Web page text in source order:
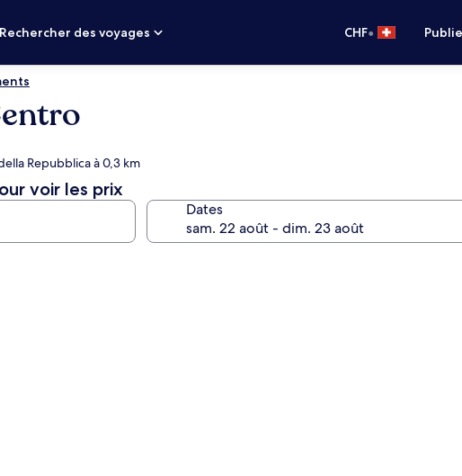
Rechercher des voyages
CHF•
Repubblica à 0,3 km
voir les prix
Dates